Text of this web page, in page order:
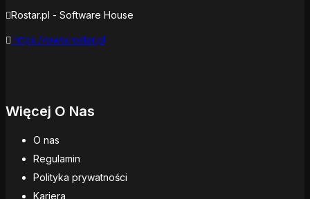
Rostar.pl - Software House
https://www.rostar.pl
Więcej O Nas
O nas
Regulamin
Polityka prywatności
Kariera